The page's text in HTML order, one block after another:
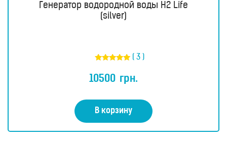
Генератор водородной воды H2 Life
(silver)
5.00
из 5
( 3 )
10500 грн.
В корзину